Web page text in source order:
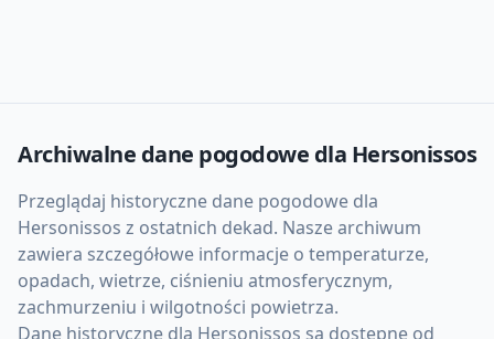
Archiwalne dane pogodowe dla Hersonissos
Przeglądaj historyczne dane pogodowe dla
Hersonissos z ostatnich dekad. Nasze archiwum
zawiera szczegółowe informacje o temperaturze,
opadach, wietrze, ciśnieniu atmosferycznym,
zachmurzeniu i wilgotności powietrza.
Dane historyczne dla Hersonissos są dostępne od